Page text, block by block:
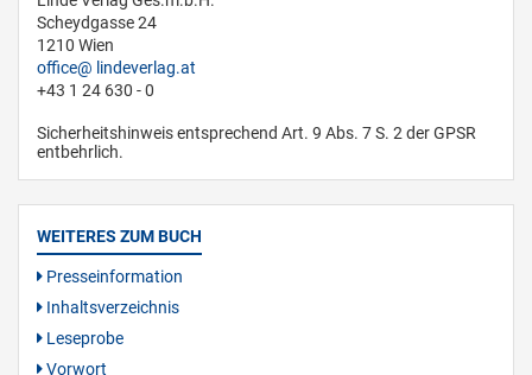
Scheydgasse 24
1210 Wien
office
lindeverlag.at
+43 1 24 630 - 0
Sicherheitshinweis entsprechend Art. 9 Abs. 7 S. 2 der GPSR
entbehrlich.
WEITERES ZUM BUCH
Presseinformation
Inhaltsverzeichnis
Leseprobe
Vorwort